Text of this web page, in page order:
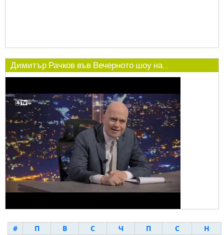
Димитър Рачков във Вечерното шоу на...
# П В С Ч П С
Н